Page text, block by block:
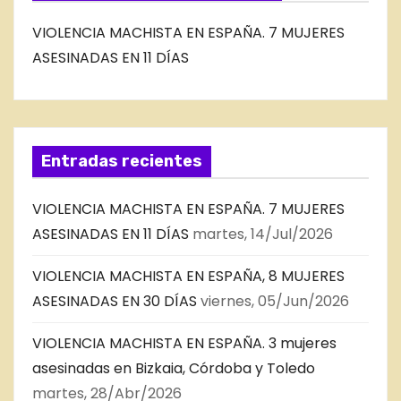
VIOLENCIA MACHISTA EN ESPAÑA. 7 MUJERES
ASESINADAS EN 11 DÍAS
Entradas recientes
VIOLENCIA MACHISTA EN ESPAÑA. 7 MUJERES
ASESINADAS EN 11 DÍAS martes, 14/Jul/2026
VIOLENCIA MACHISTA EN ESPAÑA, 8 MUJERES
ASESINADAS EN 30 DÍAS viernes, 05/Jun/2026
VIOLENCIA MACHISTA EN ESPAÑA. 3 mujeres
asesinadas en Bizkaia, Córdoba y Toledo
martes, 28/Abr/2026